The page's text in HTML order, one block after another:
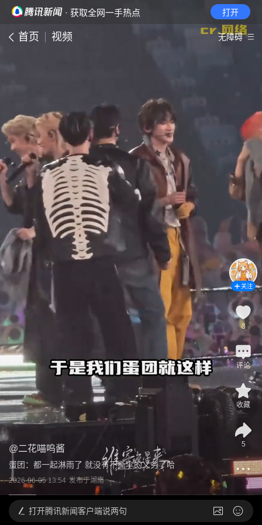
· 获取全网一手热点 打开
首页 视频 无障碍
@二花喵呜酱
蛋团：都一起淋雨了 就没有不撕伞的义务了哈
2026-06-05 13:54 发布于湖南
关注
3
评论
收藏
5
打开腾讯新闻客户端说两句